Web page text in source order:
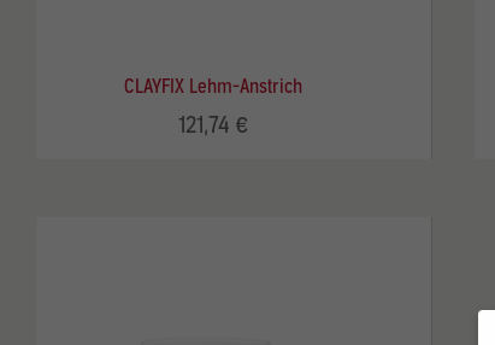
CLAYFIX Lehm-Anstrich
121,74 €